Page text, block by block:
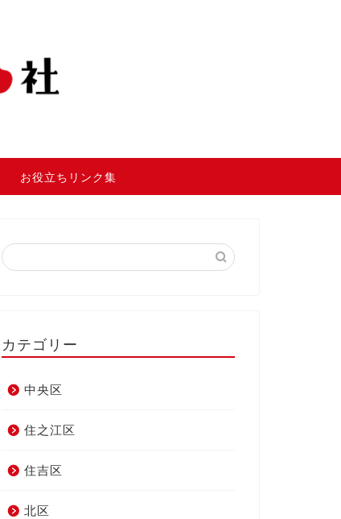
お役立ちリンク集
カテゴリー
中央区
住之江区
住吉区
北区